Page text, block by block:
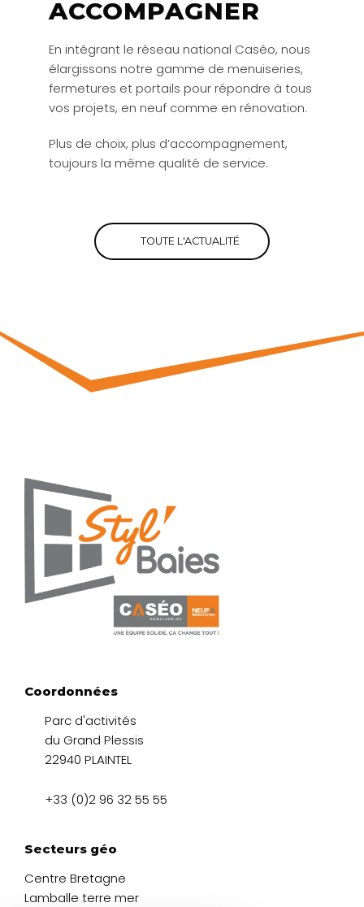
ACCOMPAGNER
En intégrant le réseau national Caséo, nous
élargissons notre gamme de menuiseries,
fermetures et portails pour répondre à tous
vos projets, en neuf comme en rénovation.
Plus de choix, plus d’accompagnement,
toujours la même qualité de service.
TOUTE L'ACTUALITÉ
Coordonnées
Parc d'activités
du Grand Plessis
22940 PLAINTEL
+33 (0)2 96 32 55 55
Secteurs géo
Centre Bretagne
Lamballe terre mer